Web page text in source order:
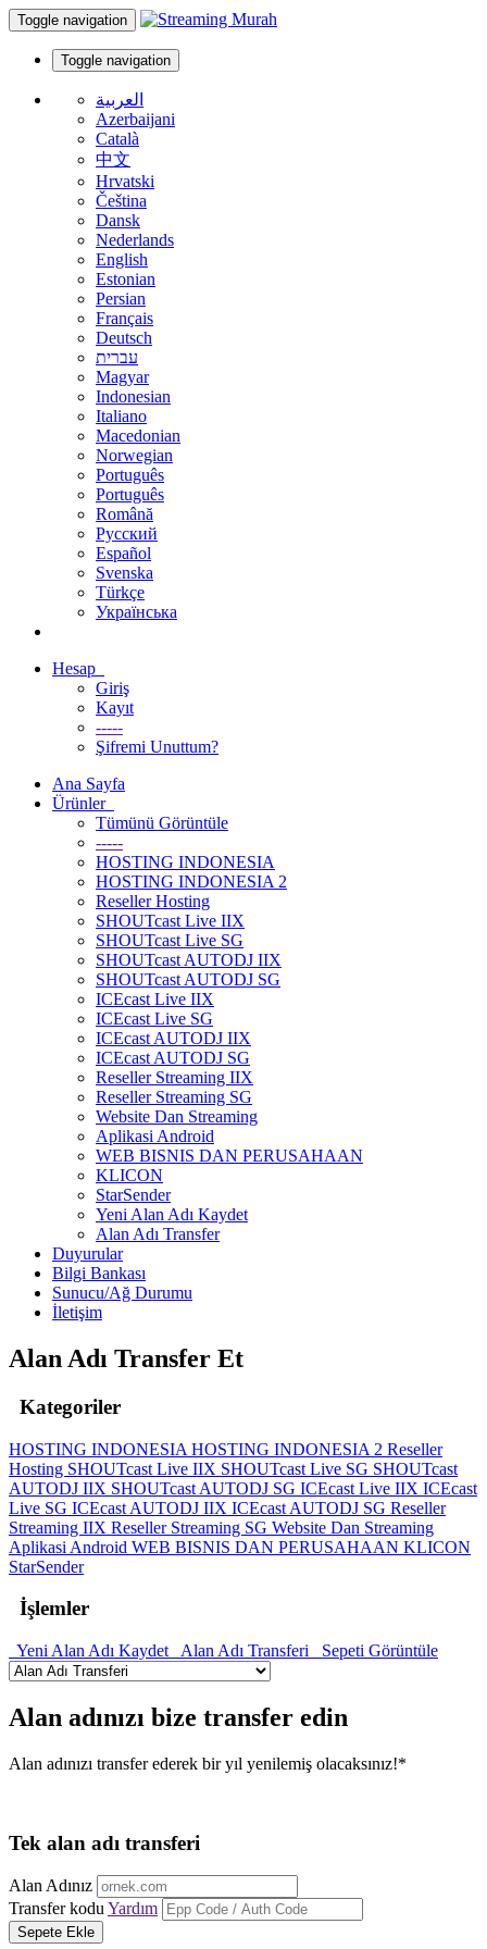
Toggle navigation
Toggle navigation
العربية
Azerbaijani
Català
中文
Hrvatski
Čeština
Dansk
Nederlands
English
Estonian
Persian
Français
Deutsch
עברית
Magyar
Indonesian
Italiano
Macedonian
Norwegian
Português
Português
Română
Русский
Español
Svenska
Türkçe
Українська
Hesap
Giriş
Kayıt
-----
Şifremi Unuttum?
Ana Sayfa
Ürünler
Tümünü Görüntüle
-----
HOSTING INDONESIA
HOSTING INDONESIA 2
Reseller Hosting
SHOUTcast Live IIX
SHOUTcast Live SG
SHOUTcast AUTODJ IIX
SHOUTcast AUTODJ SG
ICEcast Live IIX
ICEcast Live SG
ICEcast AUTODJ IIX
ICEcast AUTODJ SG
Reseller Streaming IIX
Reseller Streaming SG
Website Dan Streaming
Aplikasi Android
WEB BISNIS DAN PERUSAHAAN
KLICON
StarSender
Yeni Alan Adı Kaydet
Alan Adı Transfer
Duyurular
Bilgi Bankası
Sunucu/Ağ Durumu
İletişim
Alan Adı Transfer Et
Kategoriler
HOSTING INDONESIA HOSTING INDONESIA 2 Reseller
Hosting SHOUTcast Live IIX SHOUTcast Live SG SHOUTcast
AUTODJ IIX SHOUTcast AUTODJ SG ICEcast Live IIX ICEcast
Live SG ICEcast AUTODJ IIX ICEcast AUTODJ SG Reseller
Streaming IIX Reseller Streaming SG Website Dan Streaming
Aplikasi Android WEB BISNIS DAN PERUSAHAAN KLICON
StarSender
İşlemler
Yeni Alan Adı Kaydet Alan Adı Transferi Sepeti Görüntüle
Alan adınızı bize transfer edin
Alan adınızı transfer ederek bir yıl yenilemiş olacaksınız!*
Tek alan adı transferi
Alan Adınız
Transfer kodu Yardım
Sepete Ekle